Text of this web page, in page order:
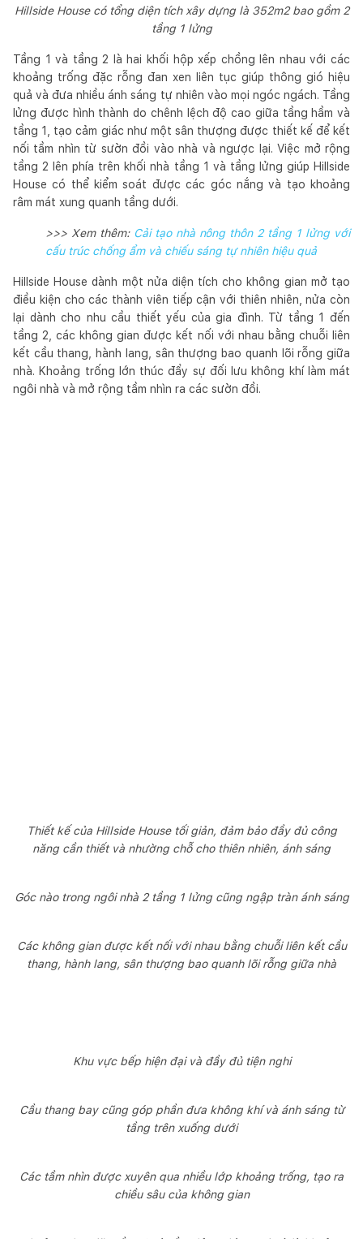
Hillside House có tổng diện tích xây dựng là 352m2 bao gồm 2
tầng 1 lửng
Tầng 1 và tầng 2 là hai khối hộp xếp chồng lên nhau với các
khoảng trống đặc rỗng đan xen liên tục giúp thông gió hiệu
quả và đưa nhiều ánh sáng tự nhiên vào mọi ngóc ngách. Tầng
lửng được hình thành do chênh lệch độ cao giữa tầng hầm và
tầng 1, tạo cảm giác như một sân thượng được thiết kế để kết
nối tầm nhìn từ sườn đồi vào nhà và ngược lại. Việc mở rộng
tầng 2 lên phía trên khối nhà tầng 1 và tầng lửng giúp Hillside
House có thể kiểm soát được các góc nắng và tạo khoảng
râm mát xung quanh tầng dưới.
>>> Xem thêm: Cải tạo nhà nông thôn 2 tầng 1 lửng với
cấu trúc chống ẩm và chiếu sáng tự nhiên hiệu quả
Hillside House dành một nửa diện tích cho không gian mở tạo
điều kiện cho các thành viên tiếp cận với thiên nhiên, nửa còn
lại dành cho nhu cầu thiết yếu của gia đình. Từ tầng 1 đến
tầng 2, các không gian được kết nối với nhau bằng chuỗi liên
kết cầu thang, hành lang, sân thượng bao quanh lõi rỗng giữa
nhà. Khoảng trống lớn thúc đẩy sự đối lưu không khí làm mát
ngôi nhà và mở rộng tầm nhìn ra các sườn đồi.
Thiết kế của Hillside House tối giản, đảm bảo đầy đủ công
năng cần thiết và nhường chỗ cho thiên nhiên, ánh sáng
Góc nào trong ngôi nhà 2 tầng 1 lửng cũng ngập tràn ánh sáng
Các không gian được kết nối với nhau bằng chuỗi liên kết cầu
thang, hành lang, sân thượng bao quanh lõi rỗng giữa nhà
Khu vực bếp hiện đại và đầy đủ tiện nghi
Cầu thang bay cũng góp phần đưa không khí và ánh sáng từ
tầng trên xuống dưới
Các tầm nhìn được xuyên qua nhiều lớp khoảng trống, tạo ra
chiều sâu của không gian